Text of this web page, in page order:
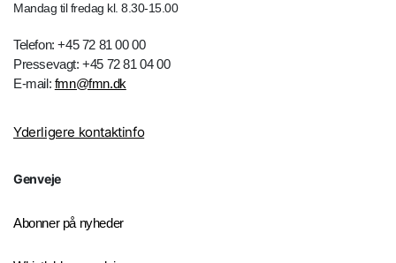
Mandag til fredag kl. 8.30-15.00
Telefon: +45 72 81 00 00
Pressevagt: +45 72 81 04 00
E-mail: fmn@fmn.dk
Yderligere kontaktinfo
Genveje
Abonner på nyheder